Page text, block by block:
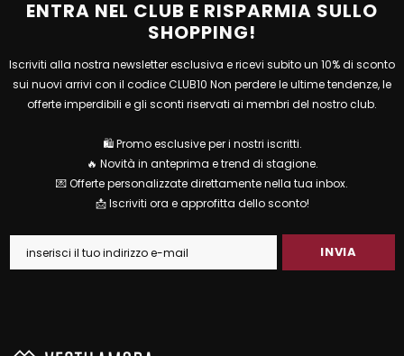
ENTRA NEL CLUB E RISPARMIA SULLO
SHOPPING!
Iscriviti alla nostra newsletter esclusiva e ricevi subito un 10% di sconto
sui nuovi arrivi con il codice CLUB10 Non perdere le ultime tendenze, le
offerte imperdibili e gli sconti riservati ai membri del nostro club.
🛍 Promo esclusive per i nostri iscritti.
🔥 Novità in anteprima e trend di stagione.
💌 Offerte personalizzate direttamente nella tua inbox.
📩 Iscriviti ora e approfitta dello sconto!